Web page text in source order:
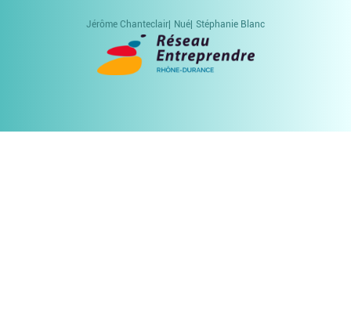
Jérôme Chanteclair Nué Stéphanie Blanc